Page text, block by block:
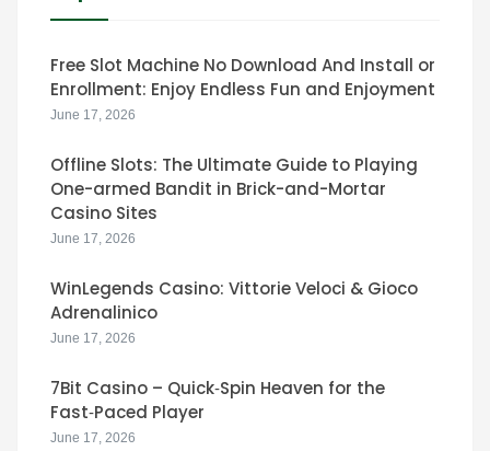
Free Slot Machine No Download And Install or
Enrollment: Enjoy Endless Fun and Enjoyment
June 17, 2026
Offline Slots: The Ultimate Guide to Playing
One-armed Bandit in Brick-and-Mortar
Casino Sites
June 17, 2026
WinLegends Casino: Vittorie Veloci & Gioco
Adrenalinico
June 17, 2026
7Bit Casino – Quick‑Spin Heaven for the
Fast‑Paced Player
June 17, 2026